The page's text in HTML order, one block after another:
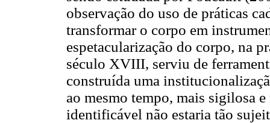
observação do uso de práticas
transformar o corpo em
espetacularização do corpo, na
século XVIII, serviu de
construída uma
ao mesmo tempo, mais sigilosa
identificável não estaria tão